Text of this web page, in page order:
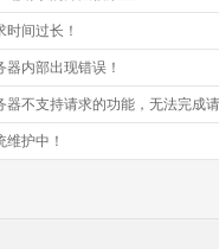
时间过长！
器内部出现错误！
器不支持请求的功能，无法完成请
维护中！